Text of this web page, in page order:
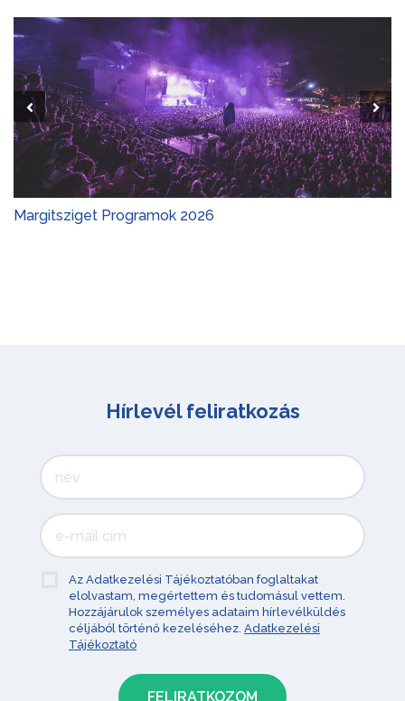
Margitsziget Programok 2026
Hírlevél feliratkozás
Az Adatkezelési Tájékoztatóban foglaltakat
elolvastam, megértettem és tudomásul vettem.
Hozzájárulok személyes adataim hírlevélküldés
céljából történő kezeléséhez. Adatkezelési
Tájékoztató